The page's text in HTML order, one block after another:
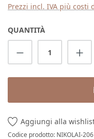
Prezzi incl. IVA più costi
QUANTITÀ
Quantità del
Aggiungi alla
Codice prodotto: NIKOLAI-206